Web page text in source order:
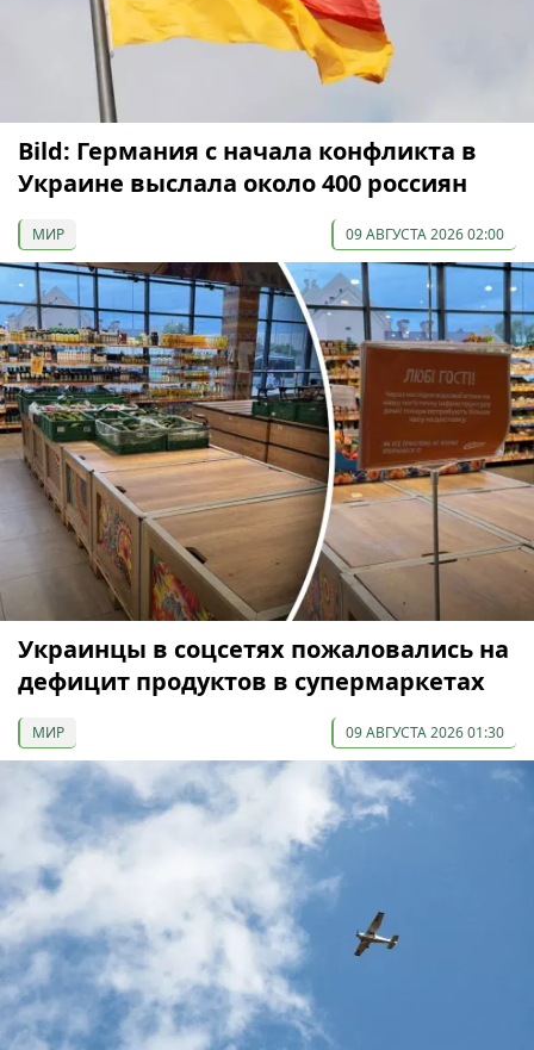
Bild: Германия с начала конфликта в
Украине выслала около 400 россиян
МИР 09 АВГУСТА 2026 02:00
Украинцы в соцсетях пожаловались на
дефицит продуктов в супермаркетах
МИР 09 АВГУСТА 2026 01:30